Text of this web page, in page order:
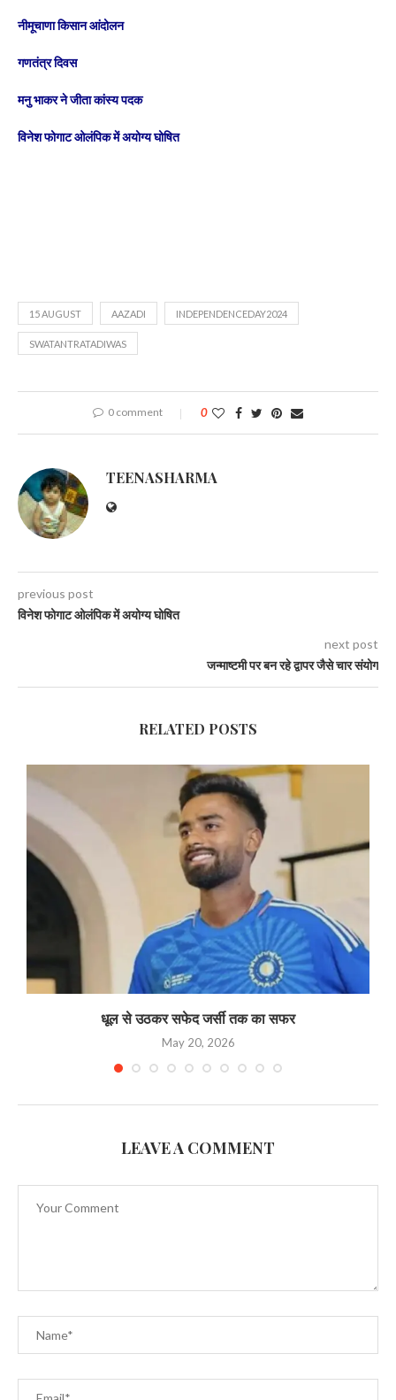
नीमूचाणा किसान आंदोलन
गणतंत्र दिवस
मनु भाकर ने जीता कांस्य पदक
विनेश फोगाट ओलंपिक में अयोग्य घोषित
15 AUGUST AAZADI INDEPENDENCEDAY2024
SWATANTRATADIWAS
0 comment 0
TEENASHARMA
previous post
विनेश फोगाट ओलंपिक में अयोग्य घोषित
next post
जन्माष्टमी पर बन रहे द्वापर जैसे चार संयोग
RELATED POSTS
धूल से उठकर सफेद जर्सी तक का सफर
May 20, 2026
LEAVE A COMMENT